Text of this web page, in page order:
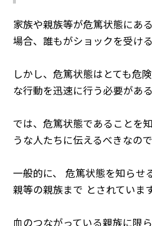
家族や親族等が危篤状態にあ
場合、誰もがショックを受け
しかし、危篤状態はとても危
な行動を迅速に行う必要がある
では、危篤状態であることを
うな人たちに伝えるべきなの
一般的に、 危篤状態を知らせ
親等の親族まで とされています
血のつながっている親族に限